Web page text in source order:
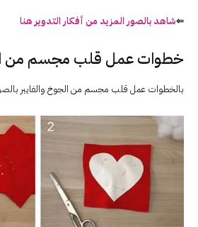
⇐شاهد بالصور المزيد من أفكار التدوير هنا
خطوات عمل قلب مجسم من
بالخطوات عمل قلب مجسم من الجوخ والفايبر